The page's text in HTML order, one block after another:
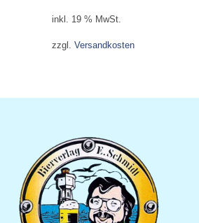
inkl. 19 % MwSt.
zzgl. Versandkosten